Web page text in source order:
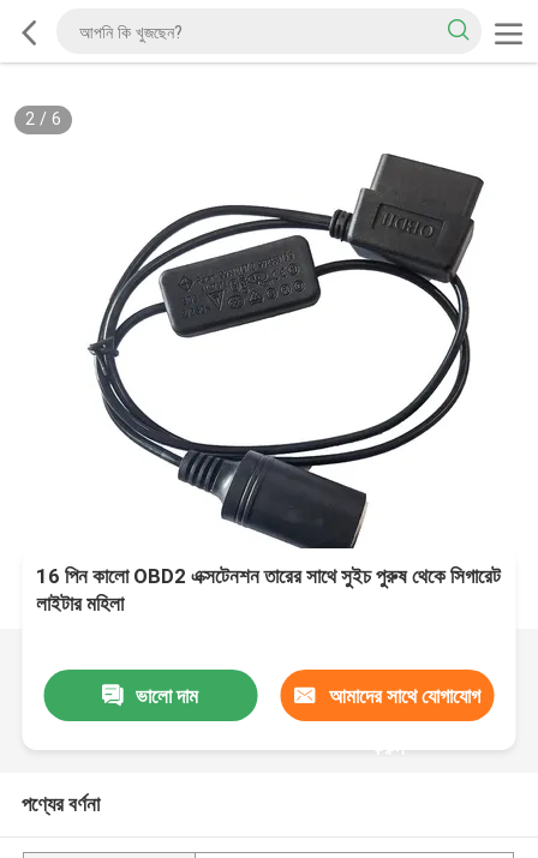
2/ 6
16 পিন কালো OBD2 এক্সটেনশন তারের সাথে সুইচ পুরুষ থেকে সিগারেট
লাইটার মহিলা
ভালো দাম আমাদের সাথে যোগাযোগ
করুন
পণ্যের বর্ণনা